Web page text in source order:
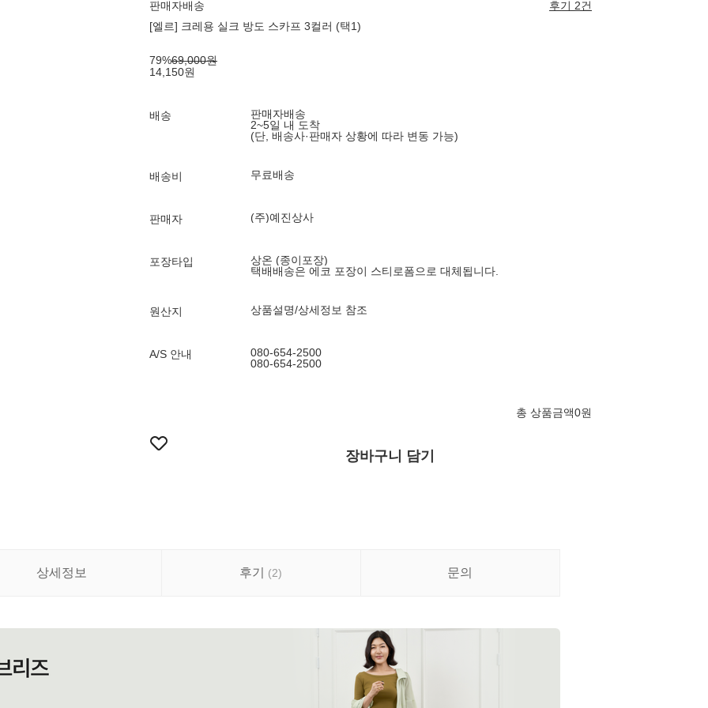
판매자배송
후기 2건
[엘르] 크레용 실크 방도 스카프 3컬러 (택1)
79%69,000원
14,150원
배송
판매자배송
2~5일 내 도착
(단, 배송사·판매자 상황에 따라 변동 가능)
배송비 무료배송
판매자 (주)예진상사
포장타입
상온 (종이포장)
택배배송은 에코 포장이 스티로폼으로 대체됩니다.
원산지 상품설명/상세정보 참조
A/S 안내
080-654-2500
080-654-2500
총 상품금액0원
장바구니 담기
상세정보 후기 (2) 문의